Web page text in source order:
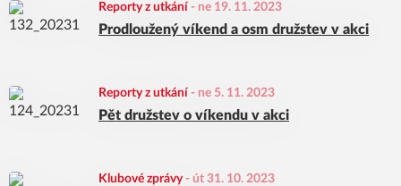
Reporty z utkání - ne 19. 11. 2023
Prodloužený víkend a osm družstev v akci
Reporty z utkání - ne 5. 11. 2023
Pět družstev o víkendu v akci
Klubové zprávy - út 31. 10. 2023